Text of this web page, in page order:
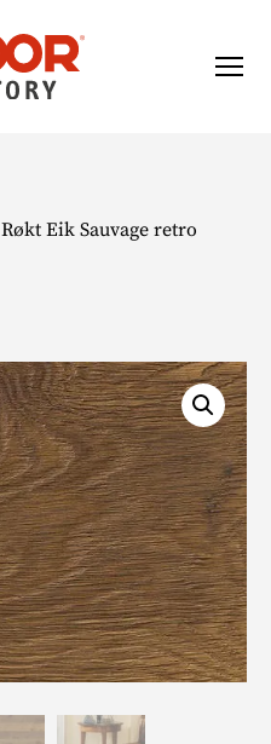
Røkt Eik Sauvage retro